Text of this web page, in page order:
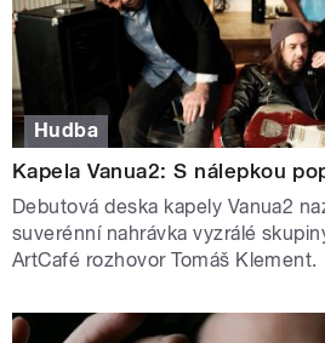
Hudba
Kapela Vanua2: S nálepkou
Debutová deska kapely Vanua2
suverénní nahrávka vyzrálé
ArtCafé rozhovor Tomáš Klement.